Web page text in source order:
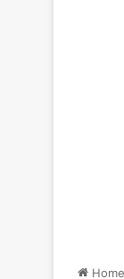
Home